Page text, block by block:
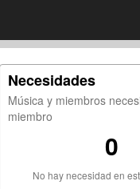
Necesidades
Música y miembros
miembro
0
No hay necesidad en